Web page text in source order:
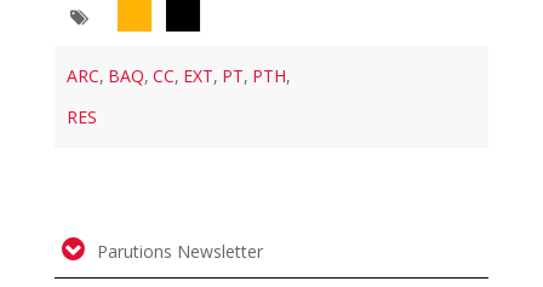
ARC, BAQ, CC, EXT, PT, PTH,
RES
Parutions Newsletter